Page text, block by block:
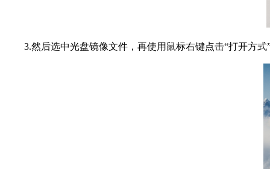
3.然后选中光盘镜像文件，再使用鼠标右键点击“打开方式